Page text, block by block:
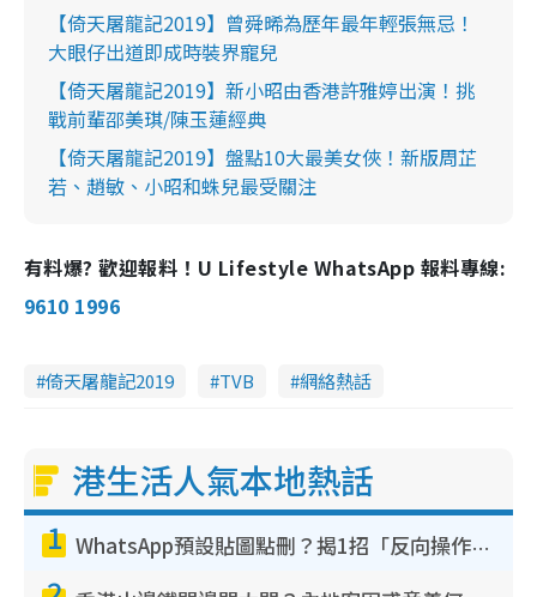
【倚天屠龍記2019】曾舜晞為歷年最年輕張無忌！
大眼仔出道即成時裝界寵兒
【倚天屠龍記2019】新小昭由香港許雅婷出演！挑
戰前輩邵美琪/陳玉蓮經典
【倚天屠龍記2019】盤點10大最美女俠！新版周芷
若、趙敏、小昭和蛛兒最受關注
有料爆? 歡迎報料！U Lifestyle WhatsApp 報料專線:
9610 1996
倚天屠龍記2019 TVB 網絡熱話
港生活人氣本地熱話
1 WhatsApp預設貼圖點刪？揭1招「反向操作」還原簡潔介面 附3步實測教學